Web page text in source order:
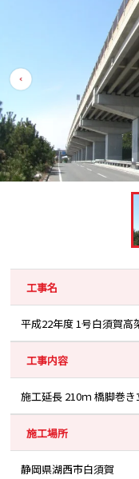
工事名
平成22年度 1号白須賀高
工事内容
施工延長 210ｍ 橋脚巻き
施工場所
静岡県湖西市白須賀